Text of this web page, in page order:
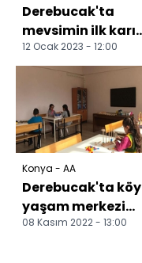
Derebucak'ta
mevsimin ilk karı
yağdı
12 Ocak 2023 - 12:00
Konya - AA
Derebucak'ta köy
yaşam merkezi
hizmette
08 Kasım 2022 - 13:00